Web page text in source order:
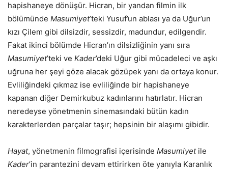
hapishaneye dönüşür. Hicran, bir yandan filmin ilk
bölümünde Masumiyet’teki Yusuf’un ablası ya da Uğur’un
kızı Çilem gibi dilsizdir, sessizdir, madundur, edilgendir.
Fakat ikinci bölümde Hicran’ın dilsizliğinin yanı sıra
Masumiyet’teki ve Kader’deki Uğur gibi mücadeleci ve aşkı
uğruna her şeyi göze alacak gözüpek yanı da ortaya konur.
Evliliğindeki çıkmaz ise evliliğinde bir hapishaneye
kapanan diğer Demirkubuz kadınlarını hatırlatır. Hicran
neredeyse yönetmenin sinemasındaki bütün kadın
karakterlerden parçalar taşır; hepsinin bir alaşımı gibidir.
Hayat, yönetmenin filmografisi içerisinde Masumiyetile
Kader’in parantezini devam ettirirken öte yanıyla Karanlık